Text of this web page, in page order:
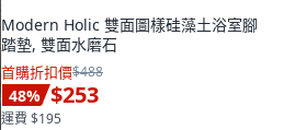
Modern Holic 雙面圖樣硅藻土浴室腳
踏墊, 雙面水磨石
首購折扣價$488
48% $253
運費 $195